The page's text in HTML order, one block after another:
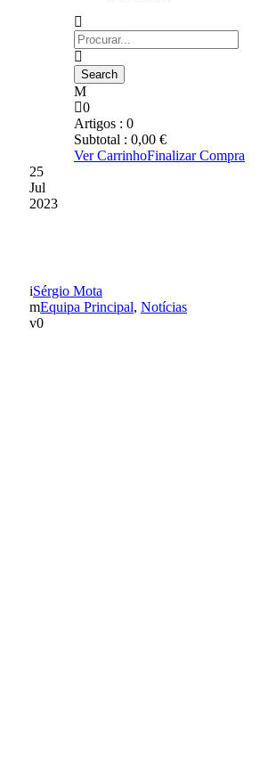
0
Artigos : 0
Subtotal : 0,00 €
Ver CarrinhoFinalizar Compra
25
Jul
2023
Sérgio Mota
Equipa Principal, Notícias
0